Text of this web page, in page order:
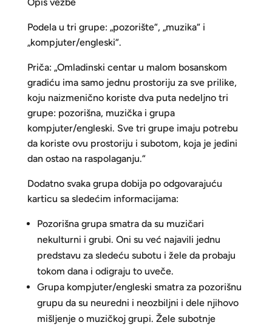
Podela u tri grupe: „pozorište“, „muzika“ i
„kompjuter/engleski“.
Priča: „Omladinski centar u malom bosanskom
gradiću ima samo jednu prostoriju za sve prilike,
koju naizmenično koriste dva puta nedeljno tri
grupe: pozorišna, muzička i grupa
kompjuter/engleski. Sve tri grupe imaju potrebu
da koriste ovu prostoriju i subotom, koja je jedini
dan ostao na raspolaganju.“
Dodatno svaka grupa dobija po odgovarajuću
karticu sa sledećim informacijama:
Pozorišna grupa smatra da su muzičari
nekulturni i grubi. Oni su već najavili jednu
predstavu za sledeću subotu i žele da probaju
tokom dana i odigraju to uveče.
Grupa kompjuter/engleski smatra za pozorišnu
grupu da su neuredni i neozbiljni i dele njihovo
mišljenje o muzičkoj grupi. Žele subotnje